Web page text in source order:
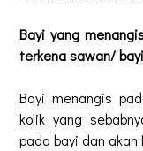
Bayi yang
terkena sawan/
Bayi menangis
kolik yang
pada bayi dan